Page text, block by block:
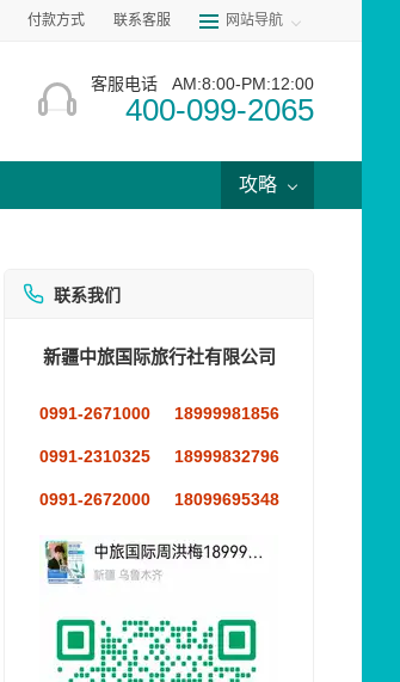
付款方式 联系客服 网站导航
客服电话 AM:8:00-PM:12:00
400-099-2065
攻略
联系我们
新疆中旅国际旅行社有限公司
0991-2671000 18999981856
0991-2310325 18999832796
0991-2672000 18099695348